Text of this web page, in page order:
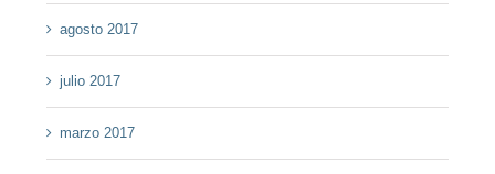
agosto 2017
julio 2017
marzo 2017